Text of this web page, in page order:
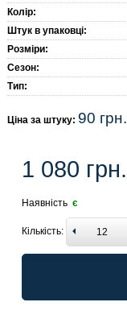
Колір:
Штук в упаковці:
Розміри:
Сезон:
Тип:
Ціна за штуку: 90 грн.
1 080 грн.
Наявність є
Кількість: